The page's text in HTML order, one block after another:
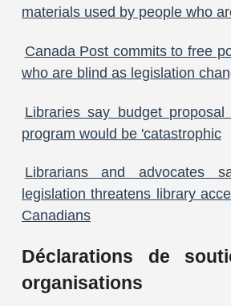
materials used by people who
Canada Post commits to free
who are blind as legislation
Libraries say budget
program would be 'catastrophic
Librarians and advocates
legislation threatens library
Canadians
Déclarations de
organisations